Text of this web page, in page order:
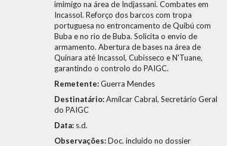
imimigo na área de Indjassani. Combates em
Incassol. Reforço dos barcos com tropa
portuguesa no entroncamento de Quibú com
Buba e no rio de Buba. Solicita o envio de
armamento. Abertura de bases na área de
Quinara até Incassol, Cubisseco e N'Tuane,
garantindo o controlo do PAIGC.
Remetente:Guerra Mendes
Destinatário:Amílcar Cabral, Secretário Geral
do PAIGC
Data: s.d.
Observações:Doc. incluído no dossier